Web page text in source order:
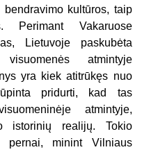
kultūros, taip
Vakaruose
Lietuvoje paskubėta
atmintyje
yra kiek atitrūkęs nuo
pridurti, kad tas
atmintyje,
istorinių realijų. Tokio
pernai, minint Vilniaus